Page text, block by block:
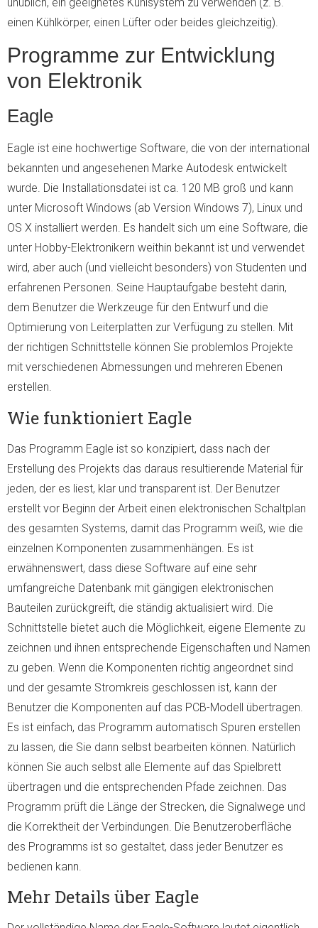
einen Kühlkörper, einen Lüfter oder beides gleichzeitig).
Programme zur Entwicklung
von Elektronik
Eagle
Eagle ist eine hochwertige Software, die von der international
bekannten und angesehenen Marke Autodesk entwickelt
wurde. Die Installationsdatei ist ca. 120 MB groß und kann
unter Microsoft Windows (ab Version Windows 7), Linux und
OS X installiert werden. Es handelt sich um eine Software, die
unter Hobby-Elektronikern weithin bekannt ist und verwendet
wird, aber auch (und vielleicht besonders) von Studenten und
erfahrenen Personen. Seine Hauptaufgabe besteht darin,
dem Benutzer die Werkzeuge für den Entwurf und die
Optimierung von Leiterplatten zur Verfügung zu stellen. Mit
der richtigen Schnittstelle können Sie problemlos Projekte
mit verschiedenen Abmessungen und mehreren Ebenen
erstellen.
Wie funktioniert Eagle
Das Programm Eagle ist so konzipiert, dass nach der
Erstellung des Projekts das daraus resultierende Material für
jeden, der es liest, klar und transparent ist. Der Benutzer
erstellt vor Beginn der Arbeit einen elektronischen Schaltplan
des gesamten Systems, damit das Programm weiß, wie die
einzelnen Komponenten zusammenhängen. Es ist
erwähnenswert, dass diese Software auf eine sehr
umfangreiche Datenbank mit gängigen elektronischen
Bauteilen zurückgreift, die ständig aktualisiert wird. Die
Schnittstelle bietet auch die Möglichkeit, eigene Elemente zu
zeichnen und ihnen entsprechende Eigenschaften und Namen
zu geben. Wenn die Komponenten richtig angeordnet sind
und der gesamte Stromkreis geschlossen ist, kann der
Benutzer die Komponenten auf das PCB-Modell übertragen.
Es ist einfach, das Programm automatisch Spuren erstellen
zu lassen, die Sie dann selbst bearbeiten können. Natürlich
können Sie auch selbst alle Elemente auf das Spielbrett
übertragen und die entsprechenden Pfade zeichnen. Das
Programm prüft die Länge der Strecken, die Signalwege und
die Korrektheit der Verbindungen. Die Benutzeroberfläche
des Programms ist so gestaltet, dass jeder Benutzer es
bedienen kann.
Mehr Details über Eagle